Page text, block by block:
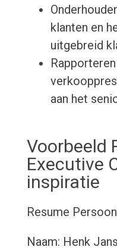
klanten en
uitgebreid
aan het
Voorbeeld
Executive
inspiratie
Resume
Naam: Henk